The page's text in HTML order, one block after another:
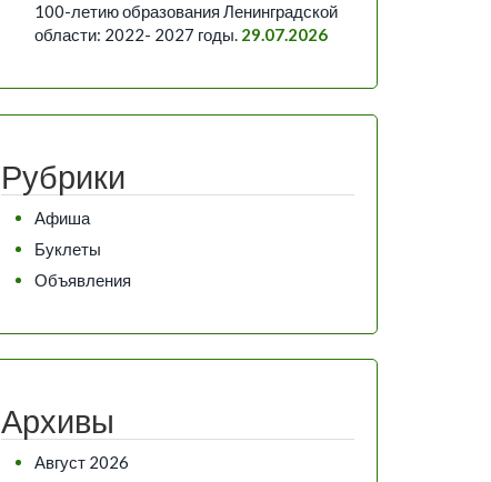
100-летию образования Ленинградской
области: 2022- 2027 годы. 29.07.2026
Рубрики
Афиша
Буклеты
Объявления
Архивы
Август 2026